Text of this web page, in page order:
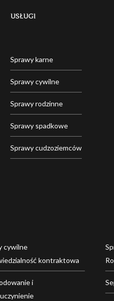
USŁUGI
Sprawy karne
Sprawy cywilne
Sprawy rodzinne
Sprawy spadkowe
Sprawy cudzoziemców
cywilne
kontraktowa
i